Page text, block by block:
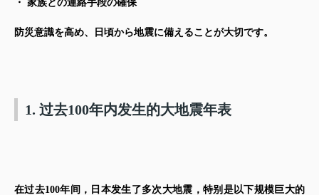
・ 家族との連絡手段の確保
防災意識を高め、日頃から地震に備えることが大切です。
1. 过去100年内发生的大地震年表
在过去100年间，日本发生了多次大地震，特别是以下规模巨大的